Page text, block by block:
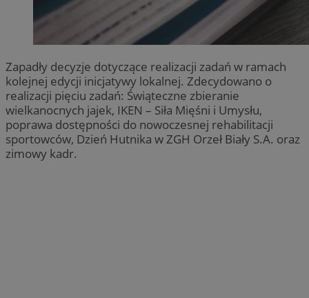
Zapadły decyzje dotyczące realizacji zadań w ramach
kolejnej edycji inicjatywy lokalnej. Zdecydowano o
realizacji pięciu zadań: Świąteczne zbieranie
wielkanocnych jajek, IKEN – Siła Mięśni i Umysłu,
poprawa dostępności do nowoczesnej rehabilitacji
sportowców, Dzień Hutnika w ZGH Orzeł Biały S.A. oraz
zimowy kadr.